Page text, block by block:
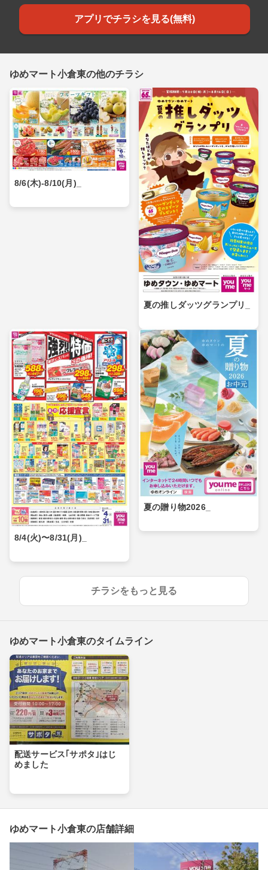
アプリでチラシを見る(無料)
ゆめマート小倉東の他のチラシ
8/6(木)-8/10(月)_
夏の推しダッツグランプリ_
8/4(火)〜8/31(月)_
夏の贈り物2026_
チラシをもっと見る
ゆめマート小倉東のタイムライン
配送サービス｢サポタ｣はじ
めました
ゆめマート小倉東の店舗詳細